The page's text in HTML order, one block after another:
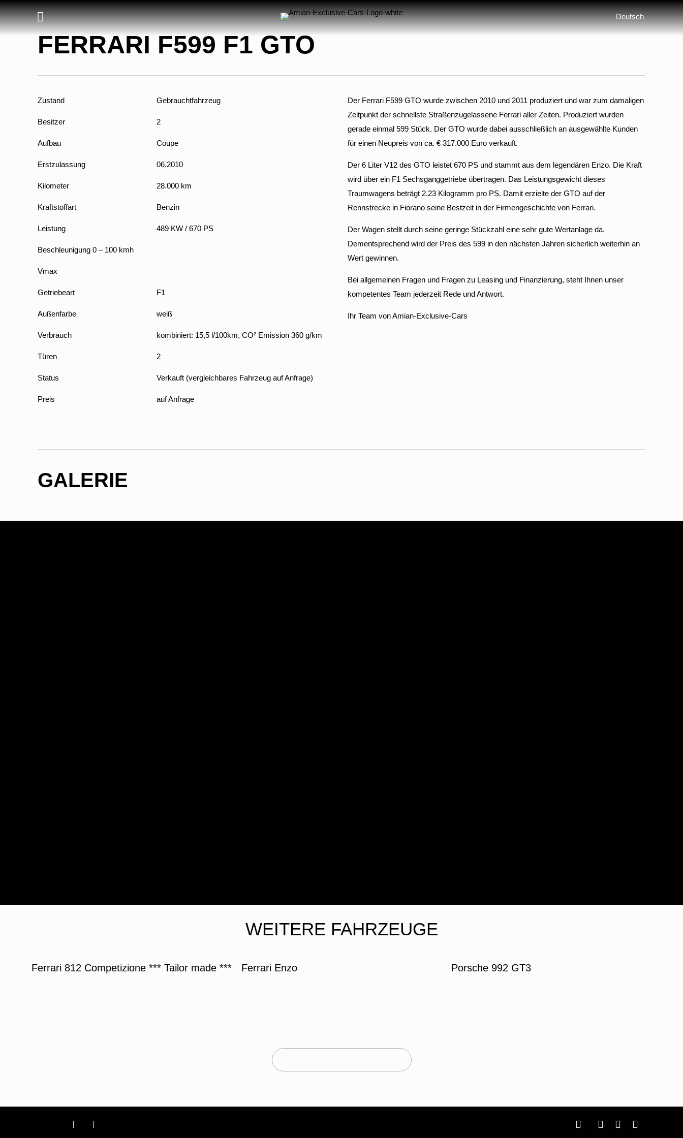
Deutsch
FERRARI F599 F1 GTO
Zustand Gebrauchtfahrzeug
Besitzer 2
Aufbau Coupe
Erstzulassung 06.2010
Kilometer 28.000 km
Kraftstoffart Benzin
Leistung 489 KW / 670 PS
Beschleunigung 0 – 100 kmh
Vmax
Getriebeart F1
Außenfarbe weiß
Verbrauch kombiniert: 15,5 l/100km, CO² Emission 360 g/km
Türen 2
Status Verkauft (vergleichbares Fahrzeug auf Anfrage)
Preis auf Anfrage
Der Ferrari F599 GTO wurde zwischen 2010 und 2011 produziert und war zum damaligen
Zeitpunkt der schnellste Straßenzugelassene Ferrari aller Zeiten. Produziert wurden
gerade einmal 599 Stück. Der GTO wurde dabei ausschließlich an ausgewählte Kunden
für einen Neupreis von ca. € 317.000 Euro verkauft.
Der 6 Liter V12 des GTO leistet 670 PS und stammt aus dem legendären Enzo. Die Kraft
wird über ein F1 Sechsganggetriebe übertragen. Das Leistungsgewicht dieses
Traumwagens beträgt 2.23 Kilogramm pro PS. Damit erzielte der GTO auf der
Rennstrecke in Fiorano seine Bestzeit in der Firmengeschichte von Ferrari.
Der Wagen stellt durch seine geringe Stückzahl eine sehr gute Wertanlage da.
Dementsprechend wird der Preis des 599 in den nächsten Jahren sicherlich weiterhin an
Wert gewinnen.
Bei allgemeinen Fragen und Fragen zu Leasing und Finanzierung, steht Ihnen unser
kompetentes Team jederzeit Rede und Antwort.
Ihr Team von Amian-Exclusive-Cars
GALERIE
WEITERE FAHRZEUGE
Ferrari 812 Competizione *** Tailor made *** Ferrari Enzo Porsche 992 GT3